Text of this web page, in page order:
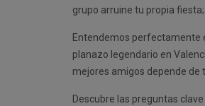
grupo arruine tu propia
Entendemos perfectamente
planazo legendario en
mejores amigos depende de
Descubre las preguntas